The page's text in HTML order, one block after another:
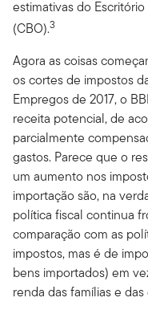
estimativas do
(CBO).3
Agora as coisas
os cortes de impostos
Empregos de 2017, o
receita potencial, de
parcialmente
gastos. Parece que o
um aumento nos
importação são, na
política fiscal continua
comparação com as
impostos, mas é de
bens importados) em
renda das famílias e